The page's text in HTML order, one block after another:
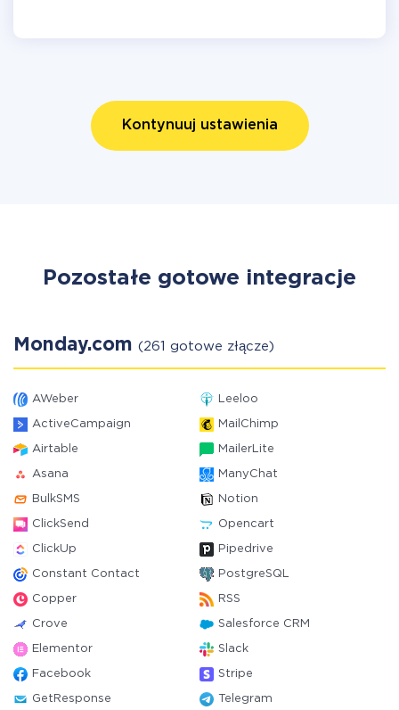
Kontynuuj ustawienia
Pozostałe gotowe integracje
Monday.com (261 gotowe złącze)
AWeber Leeloo
ActiveCampaign MailChimp
Airtable MailerLite
Asana ManyChat
BulkSMS Notion
ClickSend Opencart
ClickUp Pipedrive
Constant Contact PostgreSQL
Copper RSS
Crove Salesforce CRM
Elementor Slack
Facebook Stripe
GetResponse Telegram